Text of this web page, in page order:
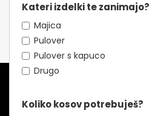
Kateri izdelki te zanimajo?
Majica
Pulover
Pulover s kapuco
Drugo
Koliko kosov potrebuješ?